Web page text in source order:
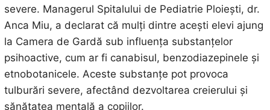
severe. Managerul Spitalului de Pediatrie Ploiești, dr.
Anca Miu, a declarat că mulți dintre acești elevi ajung
la Camera de Gardă sub influența substanțelor
psihoactive, cum ar fi canabisul, benzodiazepinele și
etnobotanicele. Aceste substanțe pot provoca
tulburări severe, afectând dezvoltarea creierului și
sănătatea mentală a copiilor.